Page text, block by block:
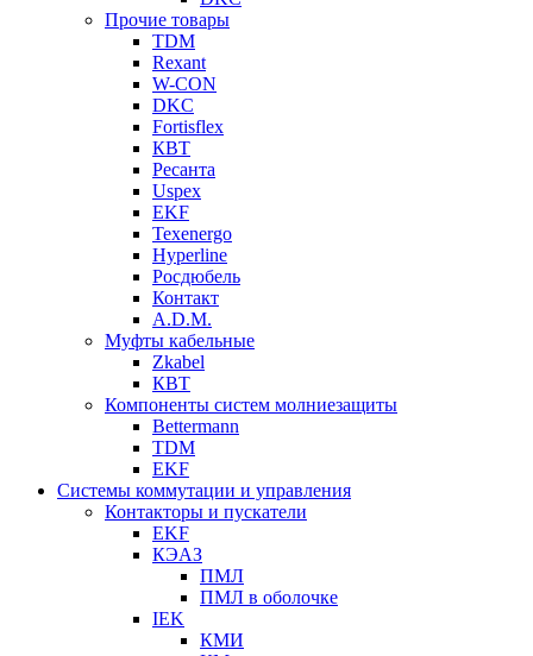
Прочие товары
TDM
Rexant
W-CON
DKC
Fortisflex
КВТ
Ресанта
Uspex
EKF
Texenergo
Hyperline
Росдюбель
Контакт
A.D.M.
Муфты кабельные
Zkabel
КВТ
Компоненты систем молниезащиты
Bettermann
TDM
EKF
Системы коммутации и управления
Контакторы и пускатели
EKF
КЭАЗ
ПМЛ
ПМЛ в оболочке
IEK
КМИ